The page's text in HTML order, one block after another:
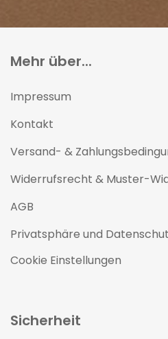
Mehr über...
Impressum
Kontakt
Versand- &
Widerrufsrecht & Muster-
AGB
Privatsphäre und
Cookie Einstellungen
Sicherheit